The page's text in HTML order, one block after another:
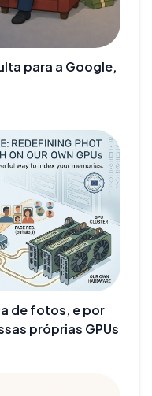
para a Google,
de fotos, e por
próprias GPUs